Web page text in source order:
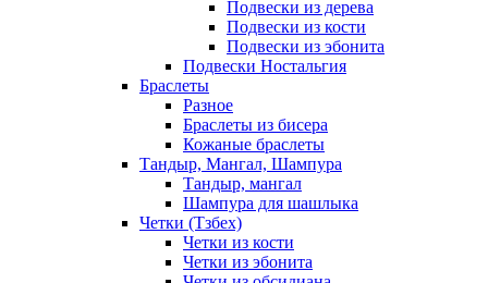
Подвески из дерева
Подвески из кости
Подвески из эбонита
Подвески Ностальгия
Браслеты
Разное
Браслеты из бисера
Кожаные браслеты
Тандыр, Мангал, Шампура
Тандыр, мангал
Шампура для шашлыка
Четки (Тзбех)
Четки из кости
Четки из эбонита